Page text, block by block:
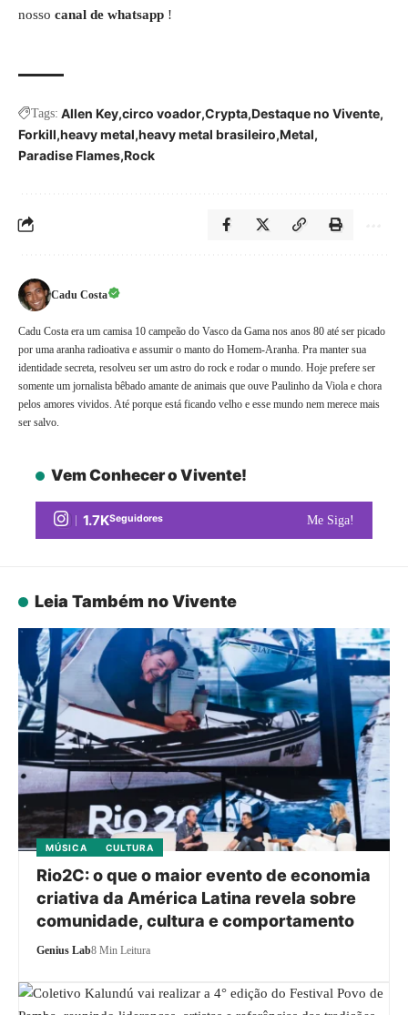
nosso canal de whatsapp !
Tags: Allen Key circo voador Crypta Destaque no Vivente
Forkill heavy metal heavy metal brasileiro Metal
Paradise Flames Rock
Cadu Costa
Cadu Costa era um camisa 10 campeão do Vasco da Gama nos anos 80 até ser picado
por uma aranha radioativa e assumir o manto do Homem-Aranha. Pra manter sua
identidade secreta, resolveu ser um astro do rock e rodar o mundo. Hoje prefere ser
somente um jornalista bêbado amante de animais que ouve Paulinho da Viola e chora
pelos amores vividos. Até porque está ficando velho e esse mundo nem merece mais
ser salvo.
Vem Conhecer o Vivente!
1.7KSeguidores Me Siga!
Leia Também no Vivente
MÚSICA CULTURA
Rio2C: o que o maior evento de economia
criativa da América Latina revela sobre
comunidade, cultura e comportamento
Genius Lab8 Min Leitura